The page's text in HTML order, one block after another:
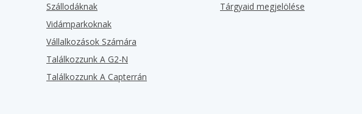
Szállodáknak
Vidámparkoknak
Vállalkozások Számára
Találkozzunk A G2-N
Találkozzunk A Capterrán
Tárgyaid megjelölése